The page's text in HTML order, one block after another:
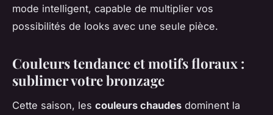
mode intelligent, capable de multiplier vos
possibilités de looks avec une seule pièce.
Couleurs tendance et motifs floraux :
sublimer votre bronzage
Cette saison, les couleurs chaudes dominent la